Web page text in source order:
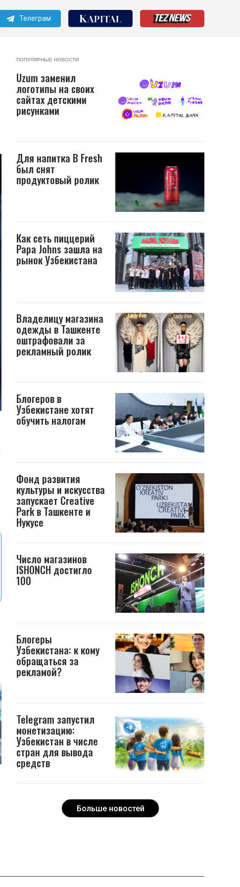
Телеграм
ПОПУЛЯРНЫЕ НОВОСТИ
Uzum заменил
логотипы на своих
сайтах детскими
рисунками
Для напитка B Fresh
был снят
продуктовый ролик
Как сеть пиццерий
Papa Johns зашла на
рынок Узбекистана
Владелицу магазина
одежды в Ташкенте
оштрафовали за
рекламный ролик
Блогеров в
Узбекистане хотят
обучить налогам
Фонд развития
культуры и искусства
запускает Creative
Park в Ташкенте и
Нукусе
Число магазинов
ISHONCH достигло
100
Блогеры
Узбекистана: к кому
обращаться за
рекламой?
Telegram запустил
монетизацию:
Узбекистан в числе
стран для вывода
средств
Больше новостей